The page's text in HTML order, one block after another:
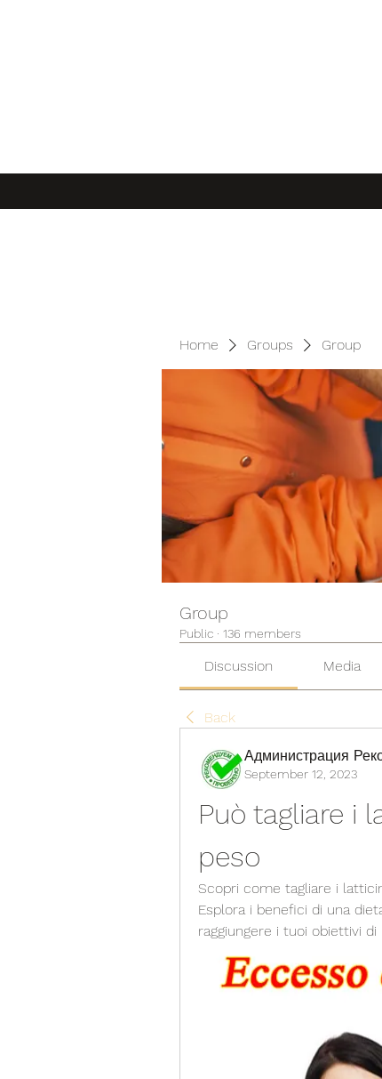
Home Groups Group
Group
Public · 136 members
Discussion Media
Back
Администрация
September 12, 2023
Può tagliare i
peso
Scopri come tagliare i
Esplora i benefici di una
raggiungere i tuoi obiettivi